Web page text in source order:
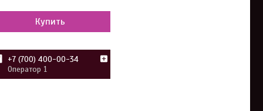
Купить
+7 (700) 400-00-34
Оператор 1